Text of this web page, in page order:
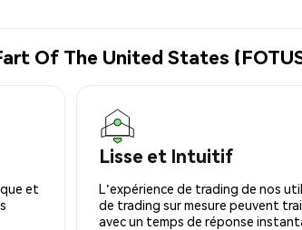
Of The United States
et
Lisse et Intuitif
L'expérience de trading de nos
de trading sur mesure peuvent
avec un temps de réponse